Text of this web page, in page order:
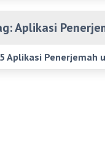
Aplikasi
5 Aplikasi Penerjemah